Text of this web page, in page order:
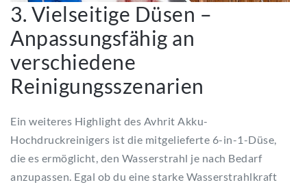
3. Vielseitige Düsen –
Anpassungsfähig an
verschiedene
Reinigungsszenarien
Ein weiteres Highlight des Avhrit Akku-
Hochdruckreinigers ist die mitgelieferte 6-in-1-Düse,
die es ermöglicht, den Wasserstrahl je nach Bedarf
anzupassen. Egal ob du eine starke Wasserstrahlkraft